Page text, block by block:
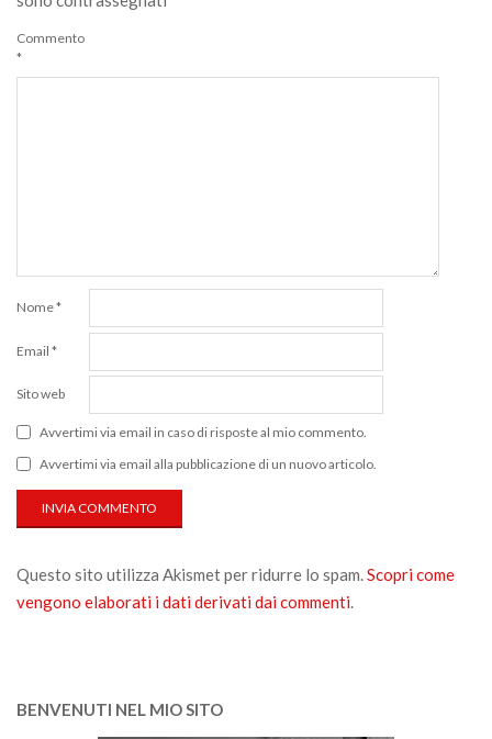
Commento
*
Nome*
Email *
Sito web
Avvertimi via email in caso di risposte al mio commento.
Avvertimi via email alla pubblicazione di un nuovo articolo.
Questo sito utilizza Akismet per ridurre lo spam.Scopri come
vengono elaborati i dati derivati dai commenti.
BENVENUTI NEL MIO SITO